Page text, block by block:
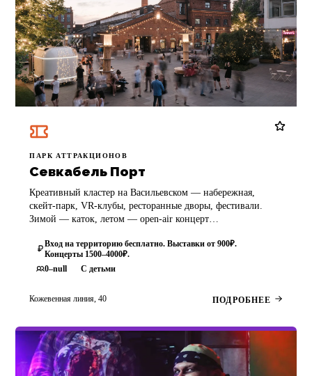
ПАРК АТТРАКЦИОНОВ
Севкабель Порт
Креативный кластер на Васильевском — набережная,
скейт-парк, VR-клубы, ресторанные дворы, фестивали.
Зимой — каток, летом — open-air концерт…
Вход на территорию бесплатно. Выставки от 900₽.
Концерты 1500–4000₽.
0–null
С детьми
Кожевенная линия, 40 ПОДРОБНЕЕ